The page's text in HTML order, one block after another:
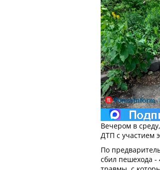
Вечером в
ДТП с участием
По
сбил пешехода